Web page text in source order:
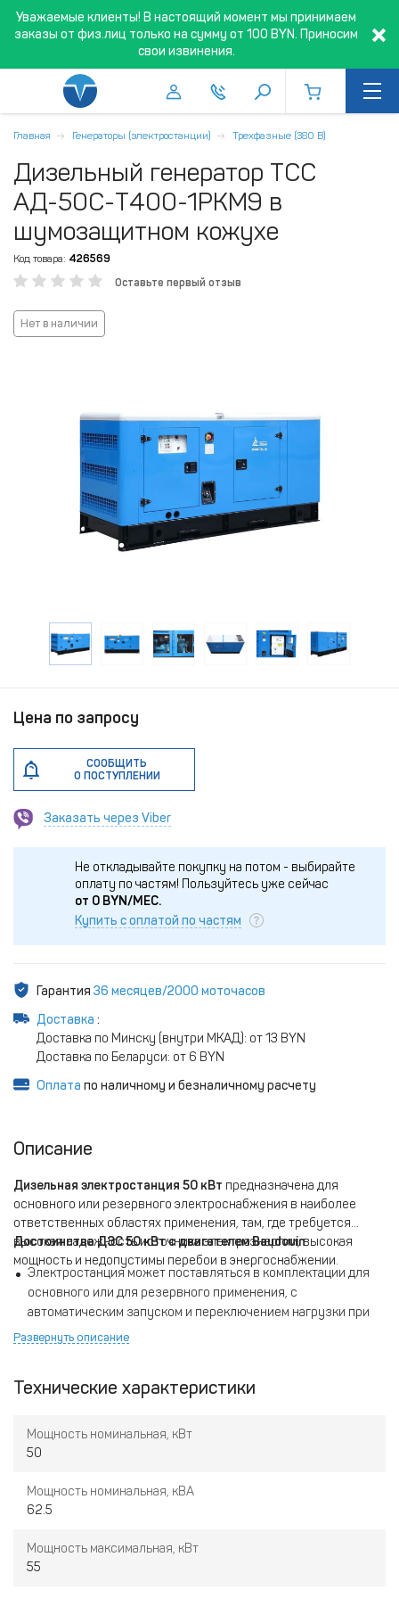
Уважаемые клиенты! В настоящий момент мы принимаем
заказы от физ.лиц только на сумму от 100 BYN. Приносим
свои извинения.
Главная Генераторы (электростанции) Трехфазные (380 В)
Дизельный генератор ТСС
АД-50C-Т400-1РКМ9 в
шумозащитном кожухе
Код товара: 426569
Оставьте первый отзыв
Нет в наличии
Цена по запросу
СООБЩИТЬ
О ПОСТУПЛЕНИИ
Заказать через Viber
Не откладывайте покупку на потом - выбирайте
оплату по частям! Пользуйтесь уже сейчас
от 0 BYN/МЕС.
Купить с оплатой по частям
Гарантия 36 месяцев/2000 моточасов
Доставка :
Доставка по Минску (внутри МКАД): от 13 BYN
Доставка по Беларуси: от 6 BYN
Оплата по наличному и безналичному расчету
Описание
Дизельная электростанция 50 кВт предназначена для
основного или резервного электроснабжения в наиболее
ответственных областях применения, там, где требуется
высокая надежность источника электроэнергии, высокая
мощность и недопустимы перебои в энергоснабжении.
Достоинства ДЭС 50 кВт с двигателем Baudouin
Электростанция может поставляться в комплектации для
основного или для резервного применения, с
автоматическим запуском и переключением нагрузки при
отказе внешней сети и её остановкой в случае её
электроподогревателем охлаждающей жидкости и
Интеллектуальный контроллер Lovato RGK600 системы
управления обеспечивает предупреждение оператора и
аварийных ситуациях и мониторинг параметров
электростанции и внешней сети, с его помощью
как в качестве основного, так и в качестве резервного
источника электроснабжения.
Развернуть описание
Технические характеристики
Мощность номинальная, кВт
50
Мощность номинальная, кВА
62.5
Мощность максимальная, кВт
55